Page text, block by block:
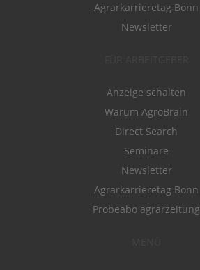
Agrarkarrieretag Bonn
Newsletter
Anzeige schalten
Warum AgroBrain
Direct Search
Seminare
Newsletter
Agrarkarrieretag Bonn
Probeabo agrarzeitung